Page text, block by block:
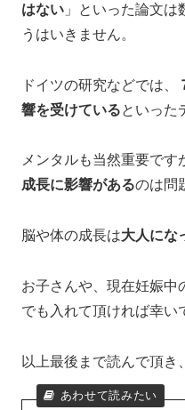
はない 」といった論文
うはいきません。
ドイツの研究などでは、
響を受けているといった
メンタルも当然重要です
成長に影響があるのは問
脳や体の成長は大人にな
お子さんや、現在妊娠中
でも入れて頂ければ幸い
以上最後まで読んで頂き